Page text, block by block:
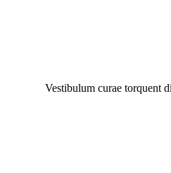
Vestibulum curae torquent